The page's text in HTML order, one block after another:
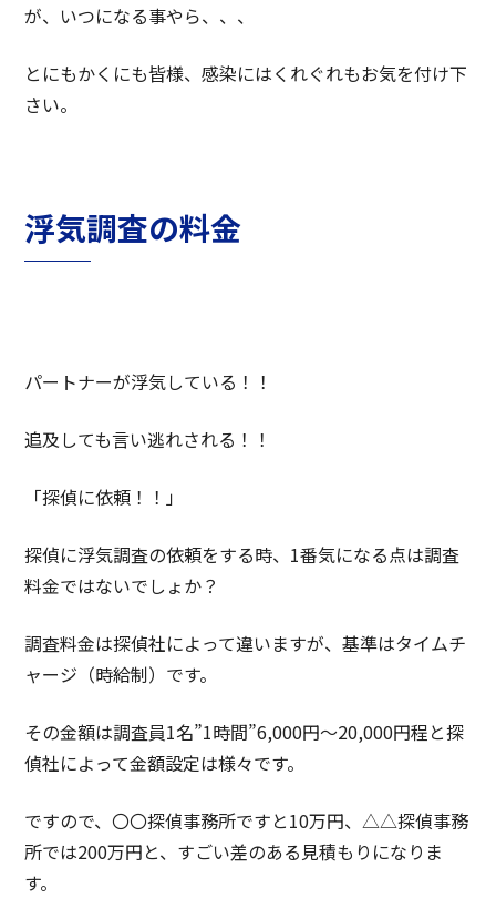
が、いつになる事やら、、、
とにもかくにも皆様、感染にはくれぐれもお気を付け下
さい。
浮気調査の料金
パートナーが浮気している！！
追及しても言い逃れされる！！
「探偵に依頼！！」
探偵に浮気調査の依頼をする時、1番気になる点は調査
料金ではないでしょか？
調査料金は探偵社によって違いますが、基準はタイムチ
ャージ（時給制）です。
その金額は調査員1名”1時間”6,000円～20,000円程と探
偵社によって金額設定は様々です。
ですので、〇〇探偵事務所ですと10万円、△△探偵事務
所では200万円と、すごい差のある見積もりになりま
す。